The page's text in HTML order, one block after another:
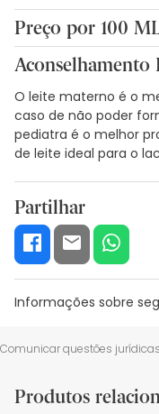
Preço por 100
0,45€ / 100 ml
Aconselhamento
O leite materno é o
caso de não poder
pediatra é o melhor
de leite ideal para o
Partilhar
Informações sobre
Informações sobre o
Leite, lactose e soja
Comunicar questões jurídicas
Produtos